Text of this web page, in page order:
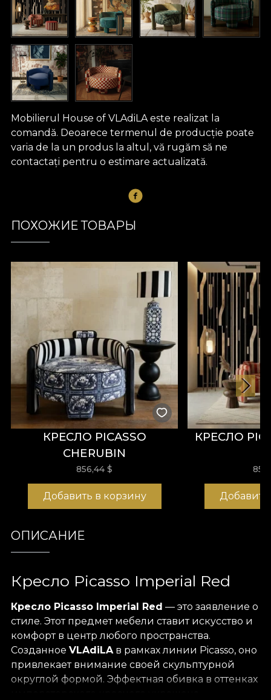
Mobilierul House of VLAdiLA este realizat la
comandă. Deoarece termenul de producție poate
varia de la un produs la altul, vă rugăm să ne
contactați pentru o estimare actualizată.
ПОХОЖИЕ ТОВАРЫ
КРЕСЛО PICASSO
CHERUBIN
856,44$
Добавить в корзину
КРЕСЛО
ОПИСАНИЕ
Кресло Picasso Imperial Red
Кресло Picasso Imperial Red — это заявление о
стиле. Этот предмет мебели ставит искусство и
комфорт в центр любого пространства.
Созданное VLAdiLAв рамках линии Picasso, оно
привлекает внимание своей скульптурной
округлой формой. Эффектная обивка в оттенках